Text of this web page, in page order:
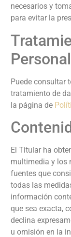
necesarios y
para evitar la
Puede consultar
tratamiento de
la página de
El Titular ha
multimedia y los
fuentes que
todas las
información
que sea exacta,
declina
u omisión en la